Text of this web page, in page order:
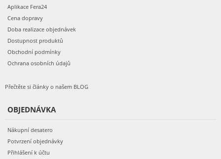
Aplikace Fera24
Cena dopravy
Doba realizace objednávek
Dostupnost produktů
Obchodní podmínky
Ochrana osobních údajů
Přečtěte si články o našem BLOG
OBJEDNÁVKA
Nákupní desatero
Potvrzení objednávky
Přihlášení k účtu